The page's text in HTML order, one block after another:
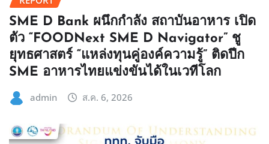
SME D Bank ผนึกกำลัง สถาบันอาหาร เปิด
ตัว “FOODNext SME D Navigator” ชู
ยุทธศาสตร์ “แหล่งทุนคู่องค์ความรู้” ติดปีก
SME อาหารไทยแข่งขันได้ในเวทีโลก
admin ส.ค. 6, 2026